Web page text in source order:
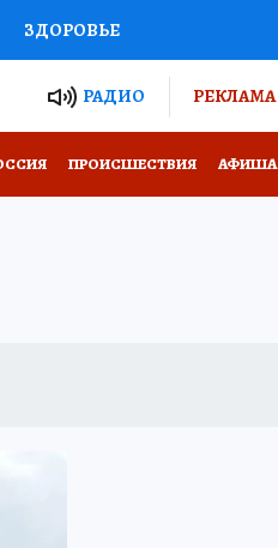
ЗДОРОВЬЕ
РОССИИРАДИО РЕКЛАМА
ПРОИСШЕСТВИЯ АФИША